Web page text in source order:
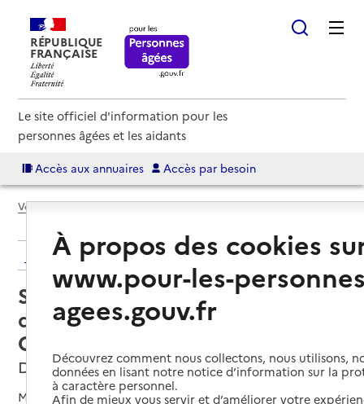
RÉPUBLIQUE
FRANÇAISE
Le site officiel d'information pour les
personnes âgées et les aidants
Accès aux annuaires Accès par besoin
Voir le fil d’Ariane
Retour aux résultats de l'annuaire
Service de soins infirmiers à
domicile – SSIAD - Centre
Communal d'Action Sociale
Decazeville, AVEYRON
Mis à jour le22/07/2026
À propos des cookies
www.pour-les-
agees.gouv.fr
Découvrez comment nous collectons, nous utilisons,
données en lisant notre notice d’information sur la
à caractère personnel.
Afin de mieux vous servir et d’améliorer votre